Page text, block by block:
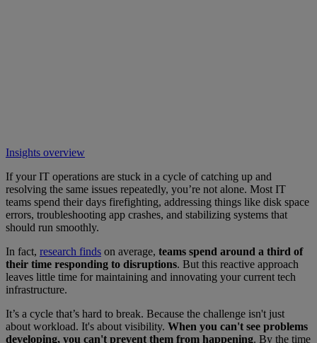
Insights overview
If your IT operations are stuck in a cycle of catching up and
resolving the same issues repeatedly, you’re not alone. Most IT
teams spend their days firefighting, addressing things like disk space
errors, troubleshooting app crashes, and stabilizing systems that
should run smoothly.
In fact, research finds on average, teams spend around a third of
their time responding to disruptions. But this reactive approach
leaves little time for maintaining and innovating your current tech
infrastructure.
It’s a cycle that’s hard to break. Because the challenge isn't just
about workload. It's about visibility. When you can't see problems
developing, you can't prevent them from happening. By the time